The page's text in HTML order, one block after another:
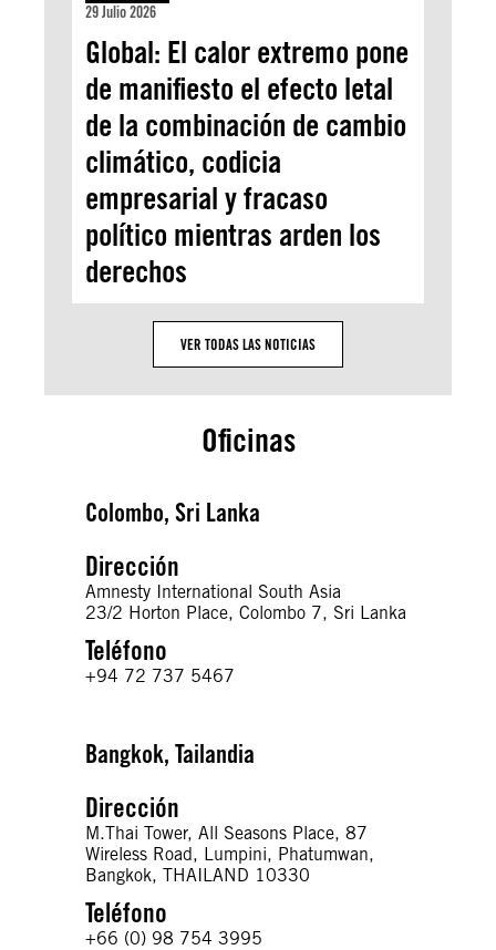
29 Julio 2026
Global: El calor extremo pone
de manifiesto el efecto letal
de la combinación de cambio
climático, codicia
empresarial y fracaso
político mientras arden los
derechos
VER TODAS LAS NOTICIAS
Oficinas
Colombo, Sri Lanka
Dirección
Amnesty International South Asia
23/2 Horton Place, Colombo 7, Sri Lanka
Teléfono
+94 72 737 5467
Bangkok, Tailandia
Dirección
M.Thai Tower, All Seasons Place, 87
Wireless Road, Lumpini, Phatumwan,
Bangkok, THAILAND 10330
Teléfono
+66 (0) 98 754 3995